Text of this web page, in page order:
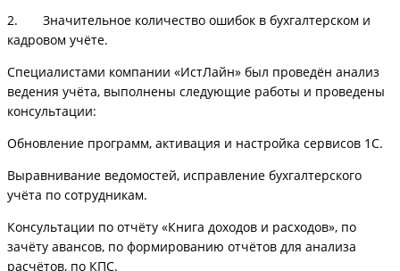
2. Значительное количество ошибок в бухгалтерском и
кадровом учёте.
Специалистами компании «ИстЛайн» был проведён анализ
ведения учёта, выполнены следующие работы и проведены
консультации:
Обновление программ, активация и настройка сервисов 1С.
Выравнивание ведомостей, исправление бухгалтерского
учёта по сотрудникам.
Консультации по отчёту «Книга доходов и расходов», по
зачёту авансов, по формированию отчётов для анализа
расчётов, по КПС.